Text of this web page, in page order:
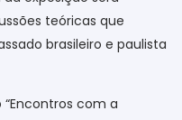
teóricas que
brasileiro e paulista
com a